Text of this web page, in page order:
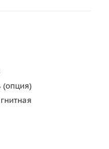
(опция)